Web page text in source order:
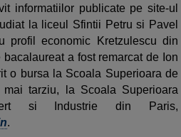
informatiilor publicate pe site-ul
la liceul Sfintii Petru si Pavel
economic Kretzulescu din
a fost remarcat de Ion
o bursa la Scoala Superioara de
tarziu, la Scoala Superioara
si Industrie din Paris,
.